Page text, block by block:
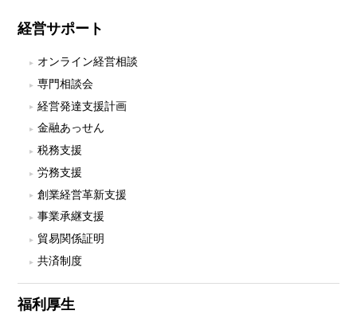
経営サポート
オンライン経営相談
専門相談会
経営発達支援計画
金融あっせん
税務支援
労務支援
創業経営革新支援
事業承継支援
貿易関係証明
共済制度
福利厚生